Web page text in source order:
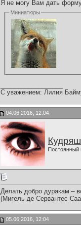
Я не могу Вам дать
Миниатюры
С уважением: Лилия
04.06.2016, 12:04
Постоянный
Делать добро дуракам –
(Мигель де Сервантес
05.06.2016, 12:04